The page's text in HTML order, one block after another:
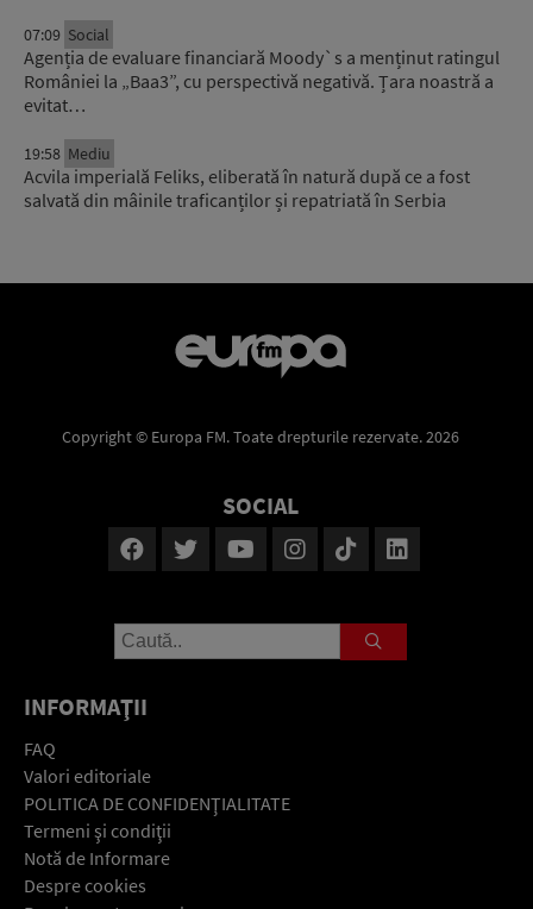
07:09 Social
Agenția de evaluare financiară Moody`s a menținut ratingul
României la „Baa3”, cu perspectivă negativă. Țara noastră a
evitat…
19:58 Mediu
Acvila imperială Feliks, eliberată în natură după ce a fost
salvată din mâinile traficanților și repatriată în Serbia
Copyright © Europa FM. Toate drepturile rezervate. 2026
SOCIAL
INFORMAŢII
FAQ
Valori editoriale
POLITICA DE CONFIDENŢIALITATE
Termeni şi condiţii
Notă de Informare
Despre cookies